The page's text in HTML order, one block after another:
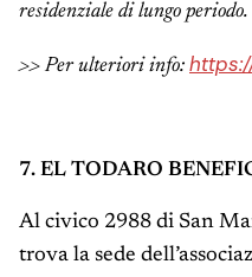
residenziale di lungo periodo.
>> Per ulteriori info:
7. EL TODARO
Al civico 2988 di San
trova la sede